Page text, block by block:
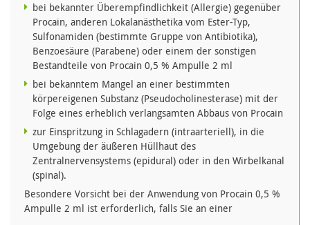
bei bekannter Überempfindlichkeit (Allergie) gegenüber
Procain, anderen Lokalanästhetika vom Ester-Typ,
Sulfonamiden (bestimmte Gruppe von Antibiotika),
Benzoesäure (Parabene) oder einem der sonstigen
Bestandteile von Procain 0,5 % Ampulle 2 ml
bei bekanntem Mangel an einer bestimmten
körpereigenen Substanz (Pseudocholinesterase) mit der
Folge eines erheblich verlangsamten Abbaus von Procain
zur Einspritzung in Schlagadern (intraarteriell), in die
Umgebung der äußeren Hüllhaut des
Zentralnervensystems (epidural) oder in den Wirbelkanal
(spinal).
Besondere Vorsicht bei der Anwendung von Procain 0,5 %
Ampulle 2 ml ist erforderlich, falls Sie an einer